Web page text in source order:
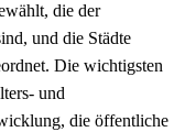
die der
und die Städte
Die wichtigsten
und
die öffentliche